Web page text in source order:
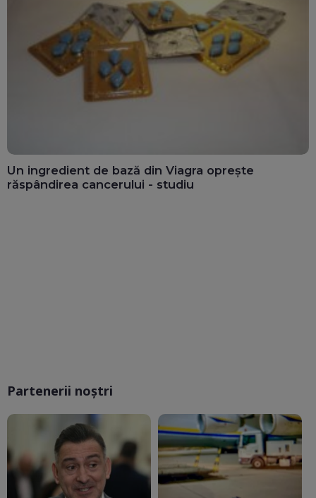
Un ingredient de bază din Viagra oprește
răspândirea cancerului - studiu
Partenerii noștri